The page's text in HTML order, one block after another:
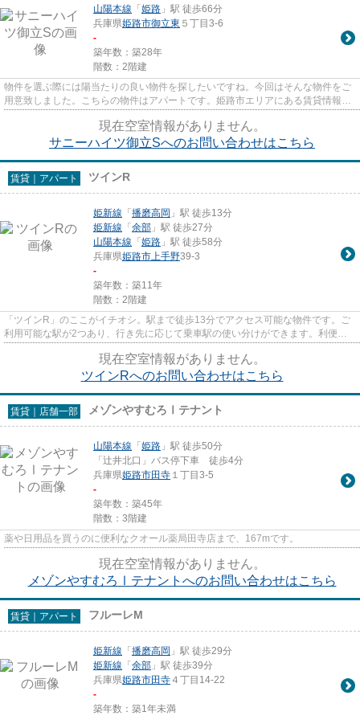
山陽本線 「姫路 」駅 徒歩66分
兵庫県姫路市御立東 ５丁目3-6
-
築年数：築28年
階数：2階建
物件を選ぶ際には陽当たりの良い物件を探したいですね。今回はそんな物件をご
用意致しました。こちらの物件はアパートです。姫路市エリアにある賃貸情報の
ことなら、地域に密着した当...
現在空室情報がありません。
サニーハイツ御立Sへのお問い合わせはこちら
賃貸｜アパート ツインR
姫新線 「播磨高岡 」駅 徒歩13分
姫新線 「余部 」駅 徒歩27分
山陽本線 「姫路 」駅 徒歩58分
兵庫県姫路市 上手野39-3
-
築年数：築11年
階数：2階建
「ツインR」のここがイチオシ。駅まで徒歩13分でアクセス可能な物件です。ご
利用可能な駅が2つあり、行き先に応じて乗車駅の使い分けができます。利便性
の高い設備も充実した、高ニー...
現在空室情報がありません。
ツインRへのお問い合わせはこちら
賃貸｜店舗一部 メゾンやすむろⅠテナント
山陽本線 「姫路 」駅 徒歩50分
「辻井北口」バス停下車 徒歩4分
兵庫県姫路市田寺 １丁目3-5
-
築年数：築45年
階数：3階建
薬や日用品を買うのに便利なクオール薬局田寺店まで、167mです。
現在空室情報がありません。
メゾンやすむろⅠテナントへのお問い合わせはこちら
賃貸｜アパート フルーレM
姫新線 「播磨高岡 」駅 徒歩29分
姫新線 「余部 」駅 徒歩39分
兵庫県姫路市田寺 ４丁目14-22
-
築年数：築1年未満